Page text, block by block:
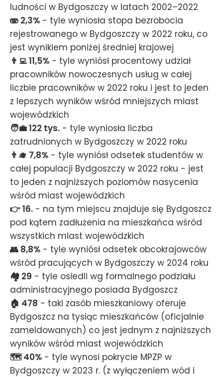
ludności w Bydgoszczy w latach 2002–2022
🫨 2,3% - tyle wyniosła stopa bezrobocia
rejestrowanego w Bydgoszczy w 2022 roku, co
jest wynikiem poniżej średniej krajowej
👨‍💻 11,5% - tyle wyniósł procentowy udział
pracowników nowoczesnych usług w całej
liczbie pracowników w 2022 roku i jest to jeden
z lepszych wyników wśród mniejszych miast
wojewódzkich
🧑‍💼 122 tys. - tyle wyniosła liczba
zatrudnionych w Bydgoszczy w 2022 roku
👨‍🎓 7,8% - tyle wyniósł odsetek studentów w
całej populacji Bydgoszczy w 2022 roku - jest
to jeden z najniższych poziomów nasycenia
wśród miast wojewódzkich
👉 16. - na tym miejscu znajduje się Bydgoszcz
pod kątem zadłużenia na mieszkańca wśród
wszystkich miast wojewódzkich
👥 8,8% - tyle wyniósł odsetek obcokrajowców
wśród pracujących w Bydgoszczy w 2024 roku
🏘️ 29 - tyle osiedli wg formalnego podziału
administracyjnego posiada Bydgoszcz
🏠 478 - taki zasób mieszkaniowy oferuje
Bydgoszcz na tysiąc mieszkańców (oficjalnie
zameldowanych) co jest jednym z najniższych
wyników wśród miast wojewódzkich
🗺️ 40% - tyle wynosi pokrycie MPZP w
Bydgoszczy w 2023 r. (z wyłączeniem wód i